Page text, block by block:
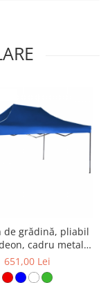
de grădină, pliabil
cadru metalic
m, albastru, PV14
651,00 Lei